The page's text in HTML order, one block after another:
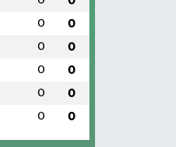
0 0
0 0
0 0
0 0
0 0